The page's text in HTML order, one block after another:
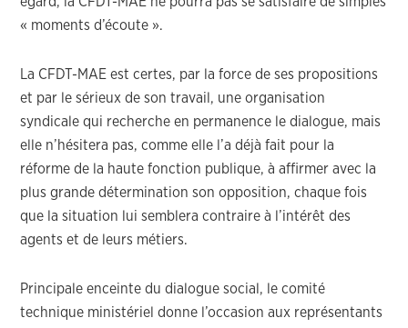
« moments d’écoute ».
La CFDT-MAE est certes, par la force de ses propositions
et par le sérieux de son travail, une organisation
syndicale qui recherche en permanence le dialogue, mais
elle n’hésitera pas, comme elle l’a déjà fait pour la
réforme de la haute fonction publique, à affirmer avec la
plus grande détermination son opposition, chaque fois
que la situation lui semblera contraire à l’intérêt des
agents et de leurs métiers.
Principale enceinte du dialogue social, le comité
technique ministériel donne l’occasion aux représentants